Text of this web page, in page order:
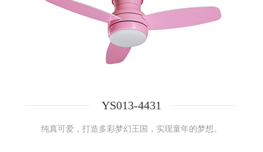
YS013-4431
纯真可爱，打造多彩梦幻王国，实现童年的梦想。